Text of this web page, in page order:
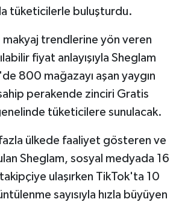
tüketicilerle buluşturdu.
makyaj trendlerine yön veren
fiyat anlayışıyla Sheglam
800 mağazayı aşan yaygın
perakende zinciri Gratis
tüketicilere sunulacak.
ülkede faaliyet gösteren ve
Sheglam, sosyal medyada 16
ulaşırken TikTok'ta 10
sayısıyla hızla büyüyen